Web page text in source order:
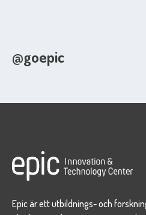
@goepic
Epic är ett utbildnings- och